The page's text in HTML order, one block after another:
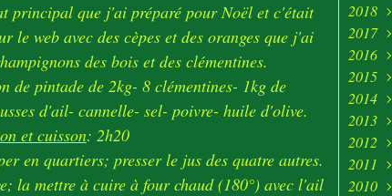
principal que j'ai préparé pour Noël et c'était
le web avec des cèpes et des oranges que j'ai
des bois et des clémentines.
de pintade de 2kg- 8 clémentines- 1kg de
d'ail- cannelle- sel- poivre- huile d'olive.
et cuisson: 2h20
en quartiers; presser le jus des quatre autres.
la mettre à cuire à four chaud (180°) avec l'ail
Mai
Avril
Mars
Juillet
Juin
Mai
Avril
Mars
Août
Juillet
Juin
Mai
Avril
Mars
Août
Juillet
Juin
Mai
Avril
Mars
Août
Juillet
Juin
Mai
Avril
Mars
Août
Juillet
Juin
Mai
Avril
Mars
Août
Juillet
Juin
Mai
Avril
2018
Août
Juillet
Juin
Mai
2017
Août
Juillet
Juin
2016
Août
Juillet
2015
Août
2014
2013
2012
2011
2010